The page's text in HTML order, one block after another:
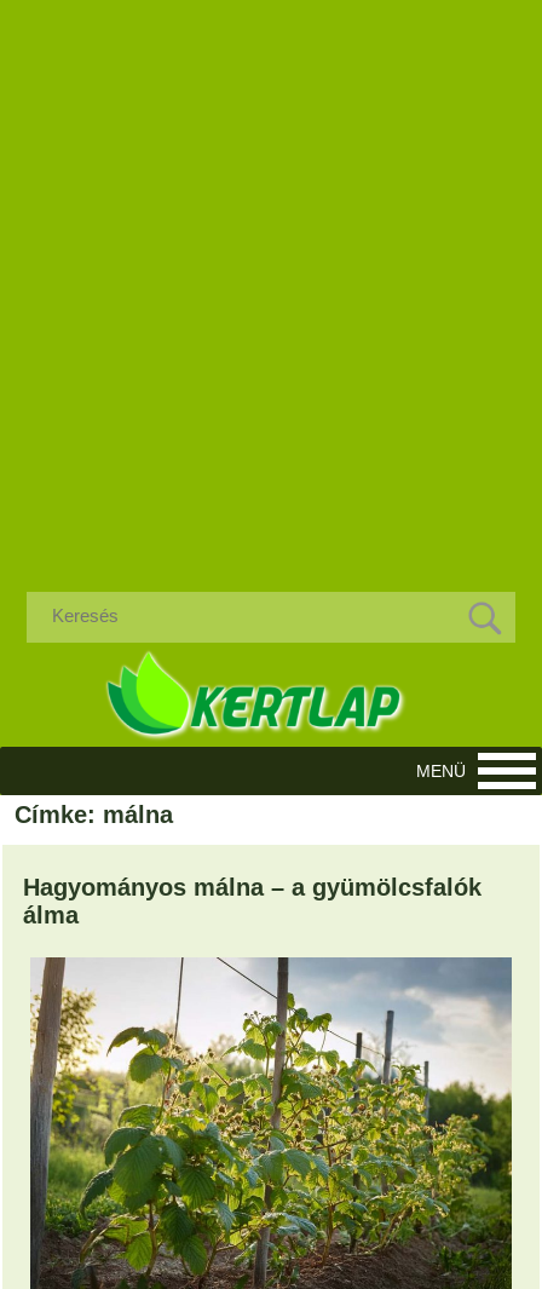
Címke: málna
Hagyományos málna – a gyümölcsfalók
álma